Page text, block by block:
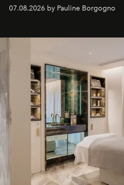
générationnel.
07.08.2026 by Pauline Borgogno